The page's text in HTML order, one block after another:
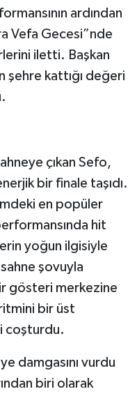
ardından
Vefa Gecesi”nde
iletti. Başkan
şehre kattığı değeri
çıkan Sefo,
bir finale taşıdı.
en popüler
hit
yoğun ilgisiyle
şovuyla
gösteri merkezine
bir üst
coşturdu.
damgasını vurdu
biri olarak